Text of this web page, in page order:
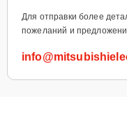
Для отправки более
пожеланий и